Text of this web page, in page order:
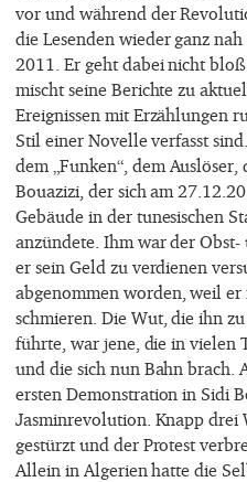
vor und während der
die Lesenden wieder ganz
2011. Er geht dabei nicht
mischt seine Berichte zu
Ereignissen mit Erzählungen
Stil einer Novelle verfasst
dem „Funken“, dem
Bouazizi, der sich am
Gebäude in der tunesischen
anzündete. Ihm war der
er sein Geld zu verdienen
abgenommen worden, weil
schmieren. Die Wut, die ihn
führte, war jene, die in vielen
und die sich nun Bahn brach.
ersten Demonstration in Sidi
Jasminrevolution. Knapp drei
gestürzt und der Protest
Allein in Algerien hatte die